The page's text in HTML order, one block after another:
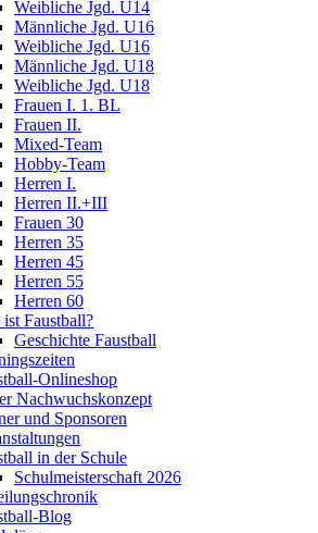
Weibliche Jgd. U14
Männliche Jgd. U16
Weibliche Jgd. U16
Männliche Jgd. U18
Weibliche Jgd. U18
Frauen I. 1. BL
Frauen II.
Mixed-Team
Hobby-Team
Herren I.
Herren II.+III
Frauen 30
Herren 35
Herren 45
Herren 55
Herren 60
ist Faustball?
Geschichte Faustball
Onlineshop
Nachwuchskonzept
und Sponsoren
in der Schule
Schulmeisterschaft 2026
Blog